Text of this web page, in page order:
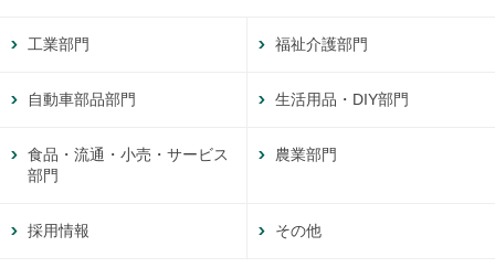
工業部門 福祉介護部門
自動車部品部門 生活用品・DIY部門
食品・流通・小売・サービス
部門
農業部門
採用情報 その他